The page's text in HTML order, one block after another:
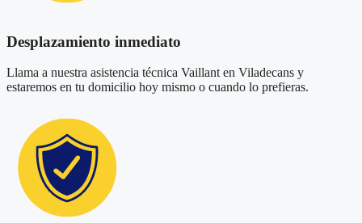
Desplazamiento inmediato
Llama a nuestra asistencia técnica Vaillant en Viladecans y
estaremos en tu domicilio hoy mismo o cuando lo prefieras.